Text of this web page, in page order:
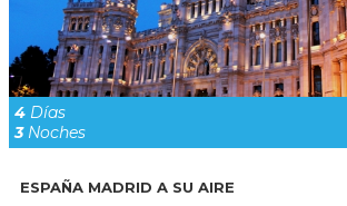
4 Días
3Noches
ESPAÑA MADRID A SU AIRE